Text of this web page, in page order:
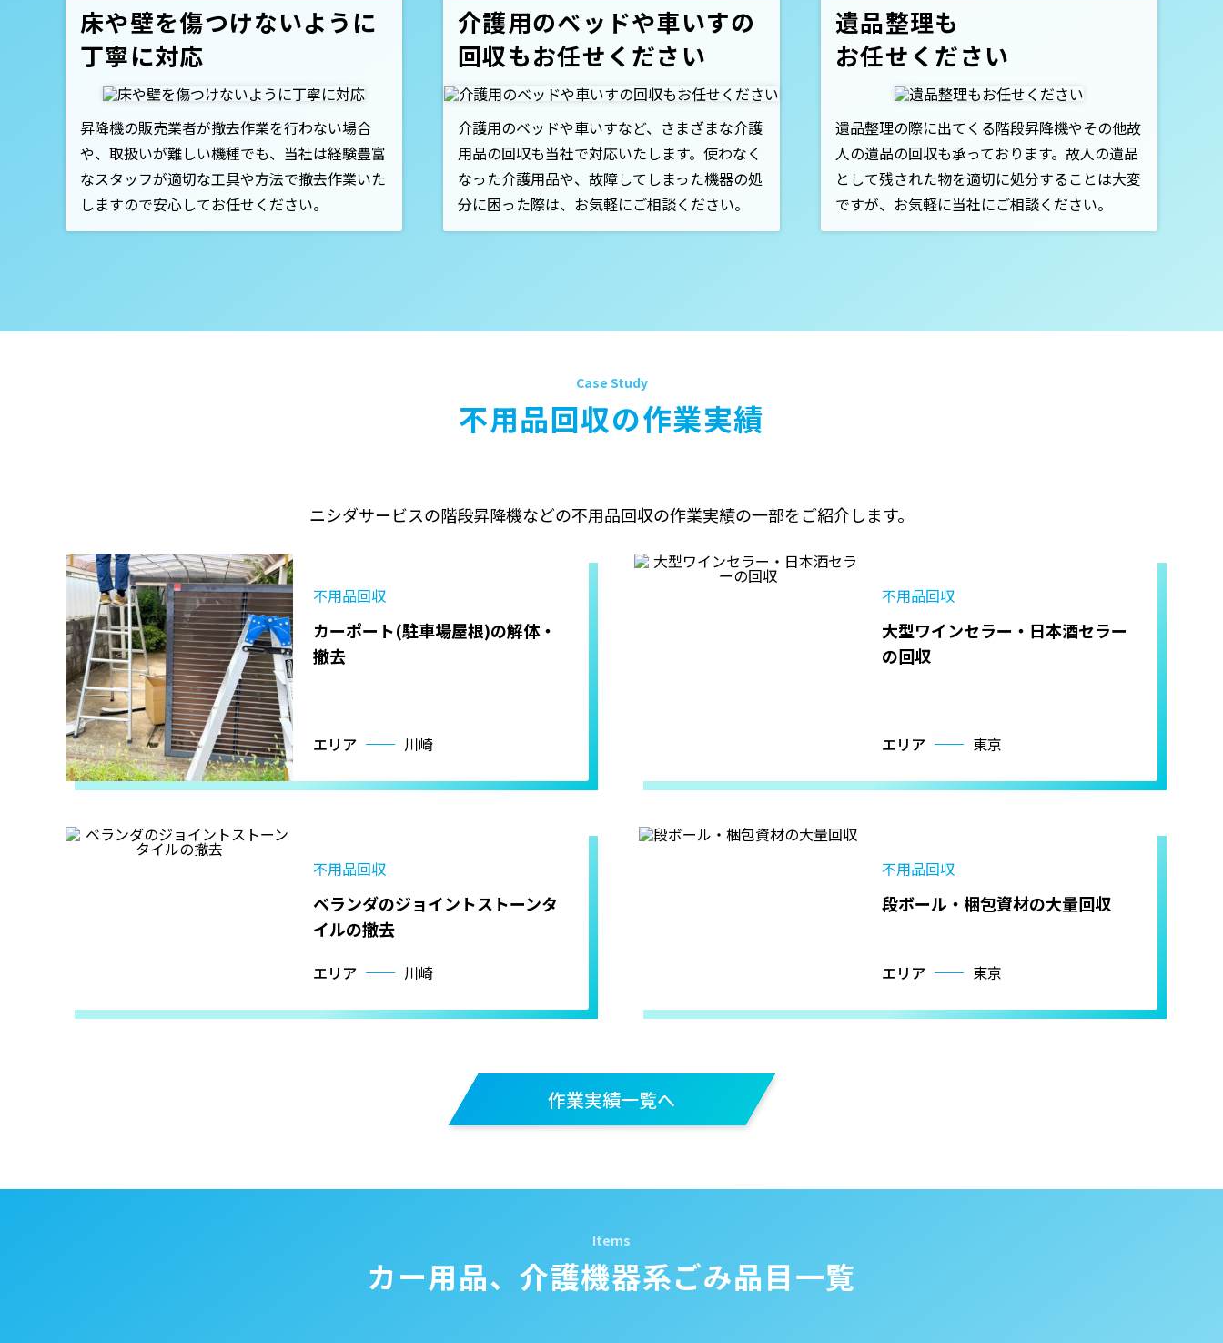
床や壁を傷つけないように
丁寧に対応
昇降機の販売業者が撤去作業を行わない場合
や、取扱いが難しい機種でも、当社は経験豊富
なスタッフが適切な工具や方法で撤去作業いた
しますので安心してお任せください。
介護用のベッドや車いすの
回収もお任せください
介護用のベッドや車いすなど、さまざまな介護
用品の回収も当社で対応いたします。使わなく
なった介護用品や、故障してしまった機器の処
分に困った際は、お気軽にご相談ください。
遺品整理も
お任せください
遺品整理の際に出てくる階段昇降機やその他故
人の遺品の回収も承っております。故人の遺品
として残された物を適切に処分することは大変
ですが、お気軽に当社にご相談ください。
不用品回収の作業実績
ニシダサービスの階段昇降機などの不用品回収の作業実績の一部をご紹介します。
不用品回収
カーポート(駐車場屋根)の解体・
撤去
エリア 川崎
不用品回収
大型ワインセラー・日本酒セラー
の回収
エリア 東京
不用品回収
ベランダのジョイントストーンタ
イルの撤去
エリア 川崎
不用品回収
段ボール・梱包資材の大量回収
エリア 東京
作業実績一覧へ
カー用品、介護機器系ごみ品目一覧